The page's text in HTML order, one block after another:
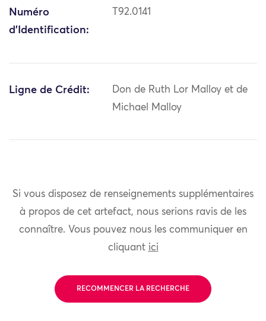
Numéro
d'Identification:
T92.0141
Ligne de Crédit:
Don de Ruth Lor Malloy et de
Michael Malloy
Si vous disposez de renseignements supplémentaires
à propos de cet artefact, nous serions ravis de les
connaître. Vous pouvez nous les communiquer en
cliquant ici
RECOMMENCER LA RECHERCHE